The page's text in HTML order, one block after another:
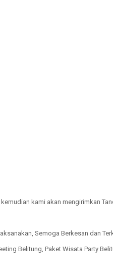
kami akan mengirimkan
Semoga Berkesan dan
Belitung, Paket Wisata Party